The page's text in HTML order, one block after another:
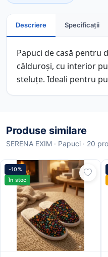
Descriere Specificații
Papuci de casă pentru
călduroși, cu interior
steluțe. Ideali pentru
Produse similare
SERENA EXIM · Papuci · 20
-10%
În stoc